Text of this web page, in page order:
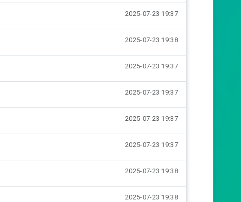
i
2025-07-23 19:37
2025-07-23 19:38
2025-07-23 19:37
2025-07-23 19:37
2025-07-23 19:37
2025-07-23 19:37
2025-07-23 19:38
2025-07-23 19:38